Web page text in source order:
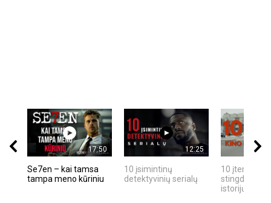
17:50
Se7en – kai tamsa
tampa meno kūriniu
12:25
10 įsimintinų
detektyvinių serialų
10 įtemptų,
stingdančių
istorijų